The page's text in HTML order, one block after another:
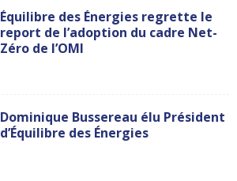
Équilibre des Énergies regrette le
report de l’adoption du cadre Net-
Zéro de l’OMI
Dominique Bussereau élu Président
d’Équilibre des Énergies